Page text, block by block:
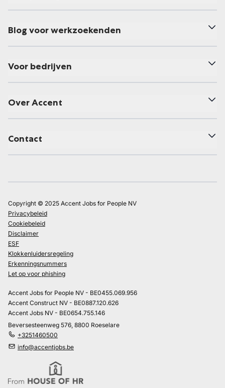
Blog voor werkzoekenden
Voor bedrijven
Over Accent
Contact
Copyright © 2025 Accent Jobs for People NV
Privacybeleid
Cookiebeleid
Disclaimer
ESF
Klokkenluidersregeling
Erkenningsnummers
Let op voor phishing
Accent Jobs for People NV - BE0455.069.956
Accent Construct NV - BE0887.120.626
Accent Jobs NV - BE0654.755.146
Beversesteenweg 576, 8800 Roeselare
+3251460500
info@accentjobs.be